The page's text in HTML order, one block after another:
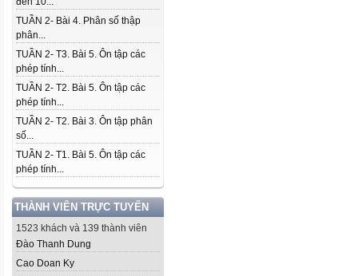
TUẦN 2- Bài 4. Phân số thập
phân...
TUẦN 2- T3. Bài 5. Ôn tập các
phép tính...
TUẦN 2- T2. Bài 5. Ôn tập các
phép tính...
TUẦN 2- T2. Bài 3. Ôn tập phân
số...
TUẦN 2- T1. Bài 5. Ôn tập các
phép tính...
THÀNH VIÊN TRỰC TUYẾN
1523 khách và 139 thành viên
Đào Thanh Dung
Cao Doan Ky